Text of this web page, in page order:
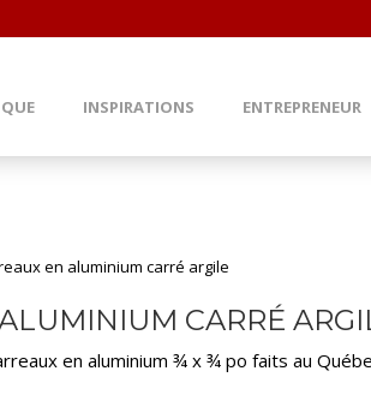
INSPIRATIONS ENTREPRENEUR
en aluminium carré argile
CARRÉ
en aluminium ¾ x ¾ po faits au